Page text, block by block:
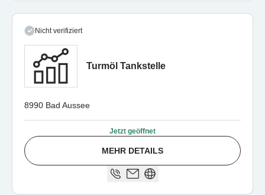
Nicht verifiziert
Turmöl Tankstelle
8990 Bad Aussee
Jetzt geöffnet
MEHR DETAILS